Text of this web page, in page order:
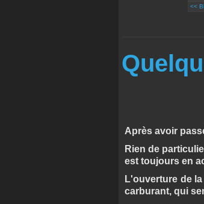
<<
Après avoir
Rien de
est toujours en
L'ouverture de
carburant, qui